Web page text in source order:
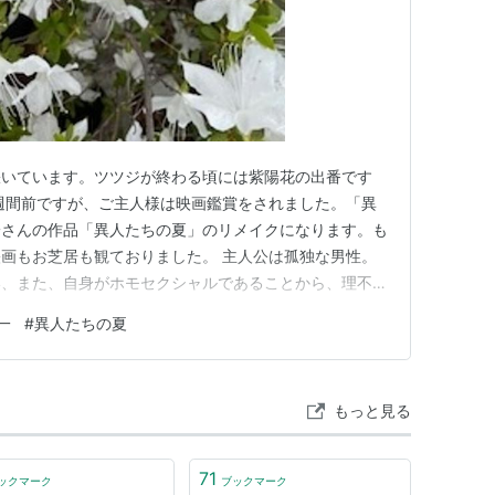
ています。ツツジが終わる頃には紫陽花の出番です
前ですが、ご主人様は映画鑑賞をされました。「異
んの作品「異人たちの夏」のリメイクになります。も
もお芝居も観ておりました。 主人公は孤独な男性。
また、自身がホモセクシャルであることから、理不尽
るのです。 やがて心の中で喪失されたものが少しず
話でした。 主演はアンドリュ…
#異人たちの夏
もっと見る
クマーク 71 ブックマーク